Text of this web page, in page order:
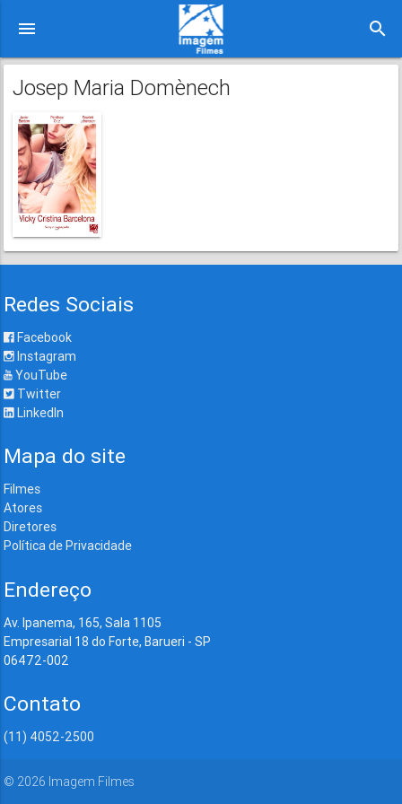
menu search
Josep Maria Domènech
Redes Sociais
Facebook
Instagram
YouTube
Twitter
LinkedIn
Mapa do site
Filmes
Atores
Diretores
Política de Privacidade
Endereço
Av. Ipanema, 165, Sala 1105
Empresarial 18 do Forte, Barueri - SP
06472-002
Contato
(11) 4052-2500
© 2026 Imagem Filmes